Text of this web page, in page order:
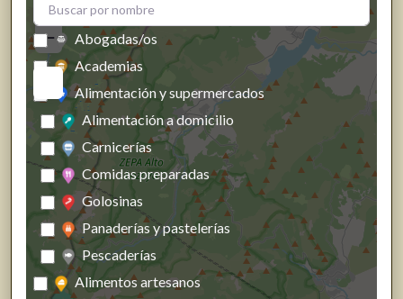
+
−
Abogadas/os
Academias
Alimentación y supermercados
Alimentación a domicilio
Carnicerías
Comidas preparadas
Golosinas
Panaderías y pastelerías
Pescaderías
Alimentos artesanos